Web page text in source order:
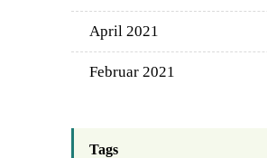
April 2021
Februar 2021
Tags